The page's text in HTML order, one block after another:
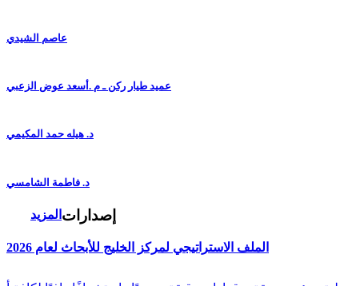
عاصم الشيدي
عميد طيار ركن ـ م .أسعد عوض الزعبي
د. هيله حمد المكيمي
د. فاطمة الشامسي
المزيد إصدارات
الملف الاستراتيجي لمركز الخليج للأبحاث لعام 2026